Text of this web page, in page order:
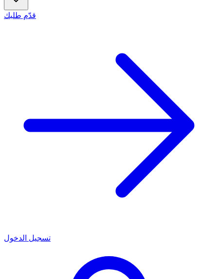
قدّم طلبك
تسجيل الدخول